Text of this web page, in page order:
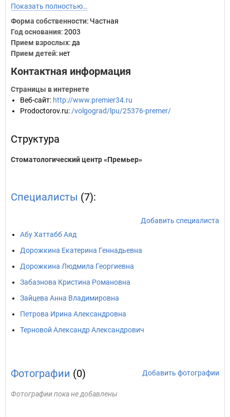
Показать полностью…
Форма собственности: Частная
Год основания:2003
Прием взрослых: да
Прием детей: нет
Контактная информация
Страницы в интернете
Веб-сайт: http://www.premier34.ru
Prodoctorov.ru: /volgograd/lpu/25376-premer/
Структура
Стоматологический центр «Премьер»
Специалисты (7):
Добавить специалиста
Абу Хаттабб Аяд
Дорожкина Екатерина Геннадьевна
Дорожкина Людмила Георгиевна
Забазнова Кристина Романовна
Зайцева Анна Владимировна
Петрова Ирина Александровна
Терновой Александр Александрович
Фотографии (0) Добавить фотографии
Фотографии пока не добавлены